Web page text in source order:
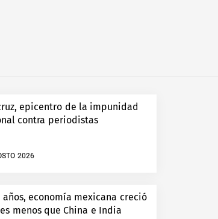
epicentro de la impunidad
contra periodistas
2026
años, economía mexicana creció
menos que China e India